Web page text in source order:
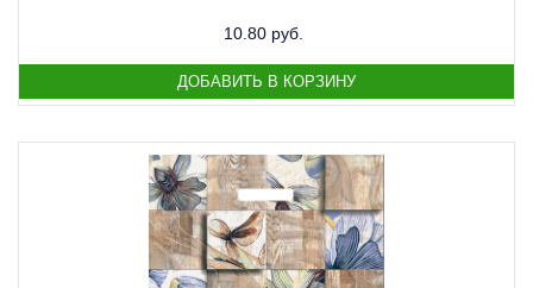
10.80 руб.